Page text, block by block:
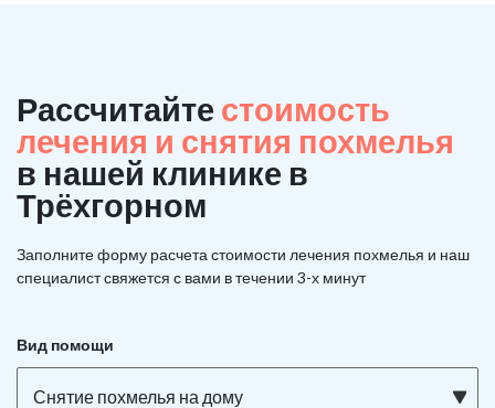
Рассчитайте стоимость
лечения и снятия похмелья
в нашей клинике в
Трёхгорном
Заполните форму расчета стоимости лечения похмелья и наш
специалист свяжется с вами в течении 3-х минут
Вид помощи
Снятие похмелья на дому